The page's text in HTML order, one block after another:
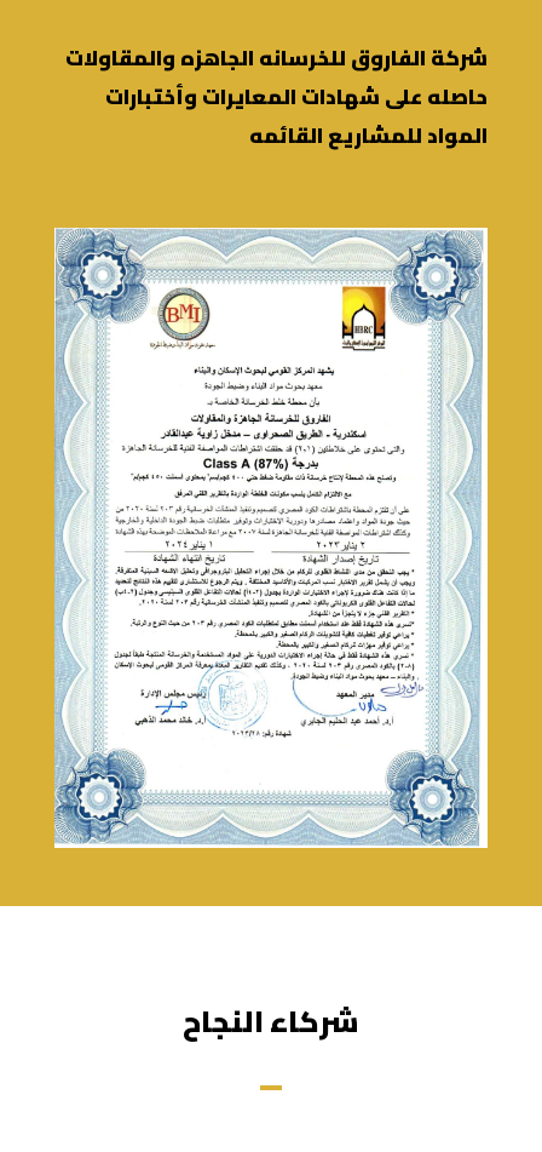
شركة الفاروق للخرسانه الجاهزه والمقاولات
حاصله على شهادات المعايرات وأختبارات
المواد للمشاريع القائمه
شركاء النجاح